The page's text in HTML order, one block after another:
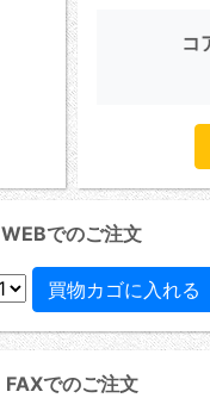
コ
WEBでのご注文
FAXでのご注文